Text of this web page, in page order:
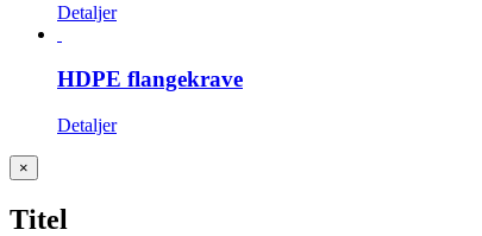
Detaljer
HDPE flangekrave
Detaljer
Close
product
view
×
Titel